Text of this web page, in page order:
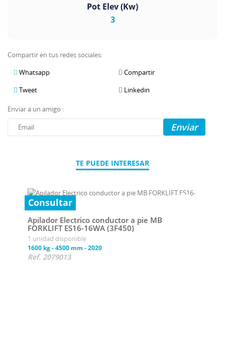
Pot Elev (Kw)
3
Compartir en tus redes sociales:
Whatsapp
Compartir
Tweet
Linkedin
Enviar a un amigo :
Enviar
TE PUEDE INTERESAR
Consultar
Apilador Electrico conductor a pie MB
FORKLIFT ES16-16WA (3F450)
1 unidad disponible
1600 kg-4500 mm -2020
Ref. 2079013